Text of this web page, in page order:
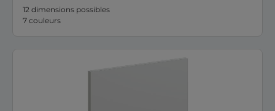
12 dimensions possibles
7 couleurs